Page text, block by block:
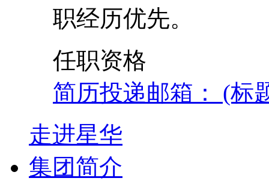
职经历优先。
任职资格
简历投递邮箱： (标
走进星华
集团简介